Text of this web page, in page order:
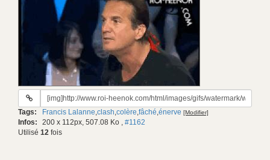
URL
gif:
Tags: Francis Lalanne,clash,colère,fâché,énerve [Modifier]
Infos: 200 x 112px, 507.08 Ko , #1162
Utilisé 12 fois